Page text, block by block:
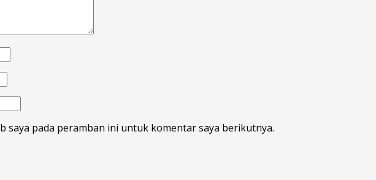
saya pada peramban ini untuk komentar saya berikutnya.